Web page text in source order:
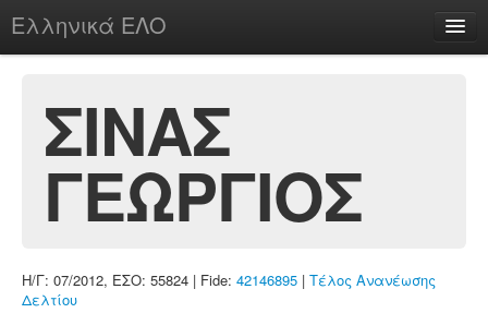
Ελληνικά ΕΛΟ
chesstu.be @ discord
Login
ΣΙΝΑΣ
ΓΕΩΡΓΙΟΣ
Η/Γ: 07/2012, ΕΣΟ: 55824 | Fide: 42146895 | Τέλος Ανανέωσης
Δελτίου